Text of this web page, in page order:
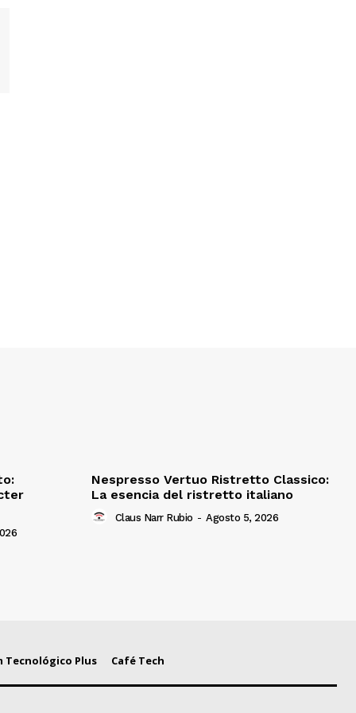
Nespresso Vertuo Ristretto Classico:
La esencia del ristretto italiano
Claus Narr Rubio - Agosto 5, 2026
Tecnológico Plus Café Tech